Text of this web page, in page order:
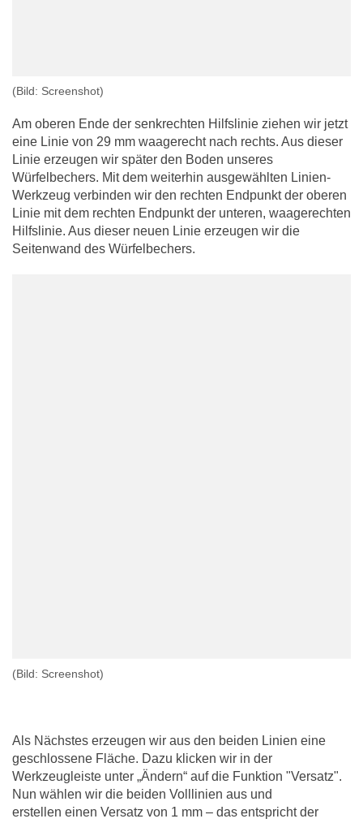
(Bild: Screenshot)
Am oberen Ende der senkrechten Hilfslinie ziehen wir jetzt
eine Linie von 29 mm waagerecht nach rechts. Aus dieser
Linie erzeugen wir später den Boden unseres
Würfelbechers. Mit dem weiterhin ausgewählten Linien-
Werkzeug verbinden wir den rechten Endpunkt der oberen
Linie mit dem rechten Endpunkt der unteren, waagerechten
Hilfslinie. Aus dieser neuen Linie erzeugen wir die
Seitenwand des Würfelbechers.
(Bild: Screenshot)
Als Nächstes erzeugen wir aus den beiden Linien eine
geschlossene Fläche. Dazu klicken wir in der
Werkzeugleiste unter „Ändern“ auf die Funktion "Versatz".
Nun wählen wir die beiden Volllinien aus und
erstellen einen Versatz von 1 mm – das entspricht der